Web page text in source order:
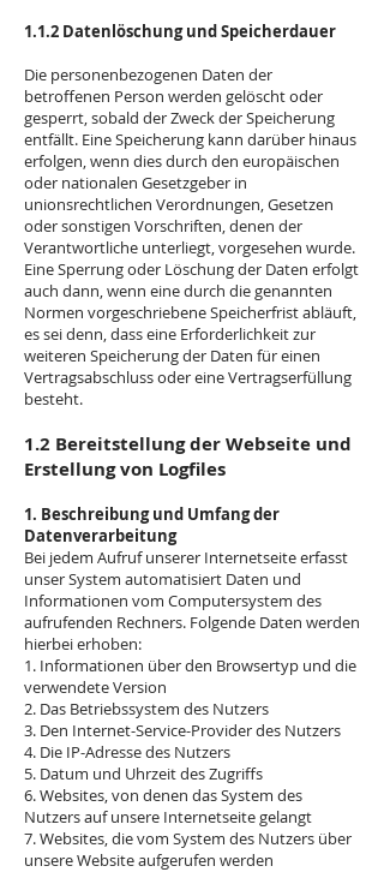
1.1.2 Datenlöschung und Speicherdauer
Die personenbezogenen Daten der
betroffenen Person werden gelöscht oder
gesperrt, sobald der Zweck der Speicherung
entfällt. Eine Speicherung kann darüber hinaus
erfolgen, wenn dies durch den europäischen
oder nationalen Gesetzgeber in
unionsrechtlichen Verordnungen, Gesetzen
oder sonstigen Vorschriften, denen der
Verantwortliche unterliegt, vorgesehen wurde.
Eine Sperrung oder Löschung der Daten erfolgt
auch dann, wenn eine durch die genannten
Normen vorgeschriebene Speicherfrist abläuft,
es sei denn, dass eine Erforderlichkeit zur
weiteren Speicherung der Daten für einen
Vertragsabschluss oder eine Vertragserfüllung
besteht.
1.2 Bereitstellung der Webseite und
Erstellung von Logfiles
1. Beschreibung und Umfang der
Datenverarbeitung
Bei jedem Aufruf unserer Internetseite erfasst
unser System automatisiert Daten und
Informationen vom Computersystem des
aufrufenden Rechners. Folgende Daten werden
hierbei erhoben:
1. Informationen über den Browsertyp und die
verwendete Version
2. Das Betriebssystem des Nutzers
3. Den Internet-Service-Provider des Nutzers
4. Die IP-Adresse des Nutzers
5. Datum und Uhrzeit des Zugriffs
6. Websites, von denen das System des
Nutzers auf unsere Internetseite gelangt
7. Websites, die vom System des Nutzers über
unsere Website aufgerufen werden